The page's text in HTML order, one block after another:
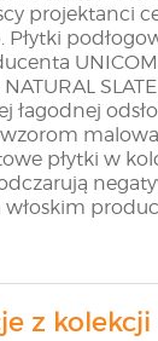
projektanci
UNICOM
łagodnej
płytki w
włoskim
z
technologii
z
z kolekcji